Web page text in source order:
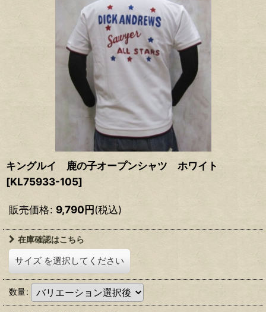
キングルイ 鹿の子オープンシャツ ホワイト
[KL75933-105]
販売価格: 9,790円(税込)
在庫確認はこちら
サイズ を選択してください
数量: